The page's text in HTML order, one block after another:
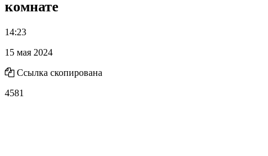
комнате
14:23
15 мая 2024
Ссылка скопирована
4581